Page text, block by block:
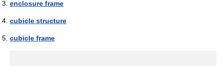
enclosure frame
cubicle structure
cubicle frame